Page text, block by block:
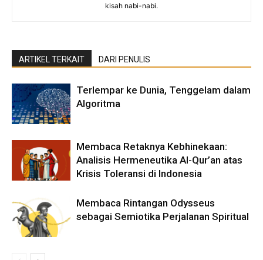
kisah nabi-nabi.
ARTIKEL TERKAIT DARI PENULIS
Terlempar ke Dunia, Tenggelam dalam
Algoritma
Membaca Retaknya Kebhinekaan:
Analisis Hermeneutika Al-Qur’an atas
Krisis Toleransi di Indonesia
Membaca Rintangan Odysseus
sebagai Semiotika Perjalanan Spiritual